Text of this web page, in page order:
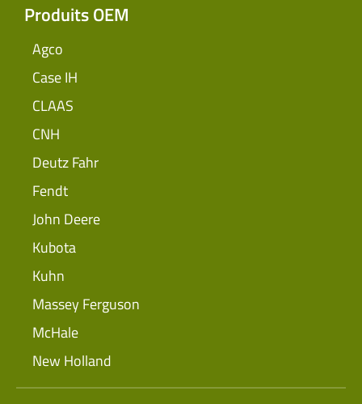
Produits OEM
Agco
Case IH
CLAAS
CNH
Deutz Fahr
Fendt
John Deere
Kubota
Kuhn
Massey Ferguson
McHale
New Holland